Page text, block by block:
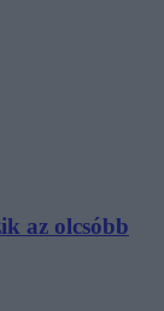
az olcsóbb